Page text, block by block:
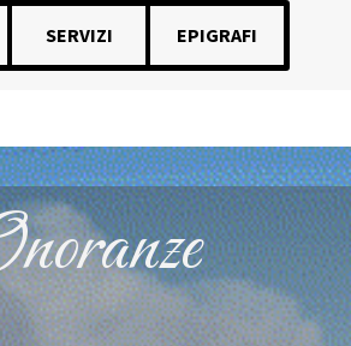
menù
SERVIZI EPIGRAFI